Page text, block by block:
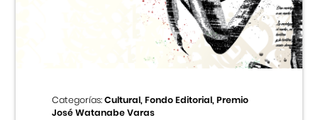
Centro Cultural Peruano Japonés
Museo de la Inmigración Japonesa
Categorías:Cultural, Fondo Editorial, Premio
José Watanabe Varas